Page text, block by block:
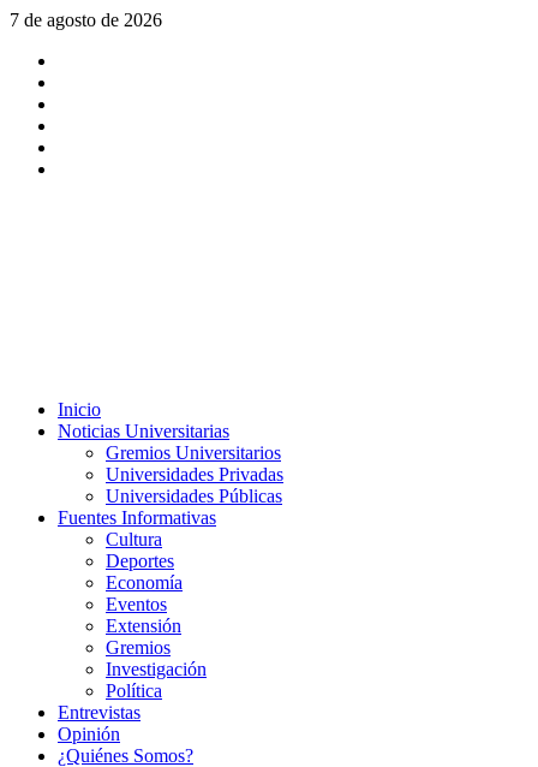
Saltar
contenido
7 de agosto de 2026
Menú
principal
Inicio
Noticias Universitarias
Gremios Universitarios
Universidades Privadas
Universidades Públicas
Fuentes Informativas
Cultura
Deportes
Economía
Eventos
Extensión
Gremios
Investigación
Política
Entrevistas
Opinión
¿Quiénes Somos?